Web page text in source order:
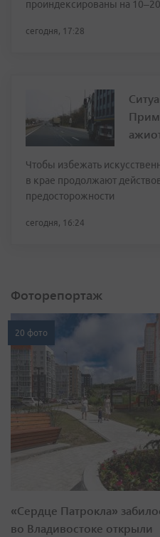
проиндексированы на
сегодня, 17:28
Чтобы избежать
в крае продолжают
предосторожности
сегодня, 16:24
Фоторепортаж
20 фото
«Сердце Патрокла»
во Владивостоке открыли